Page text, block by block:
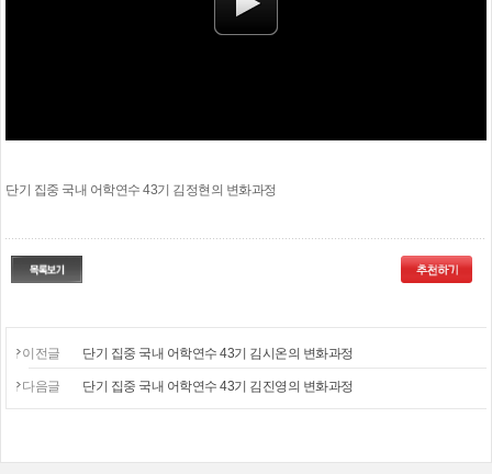
단기 집중 국내 어학연수 43기 김정현의 변화과정
이전글 단기 집중 국내 어학연수 43기 김시온의 변화과정
다음글 단기 집중 국내 어학연수 43기 김진영의 변화과정